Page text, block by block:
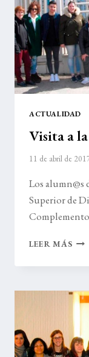
ACTUALIDAD
Visita a
11 de abril de
Los alumn@s
Superior de
LEER MÁS
LA